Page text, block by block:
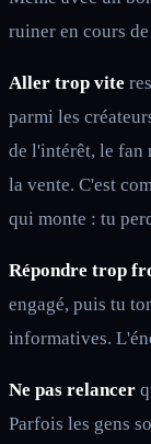
ruiner en cours
Aller trop vite
parmi les
de l'intérêt, le fan
la vente. C'est
qui monte : tu
Répondre trop
engagé, puis tu
informatives.
Ne pas relancer
Parfois les gens